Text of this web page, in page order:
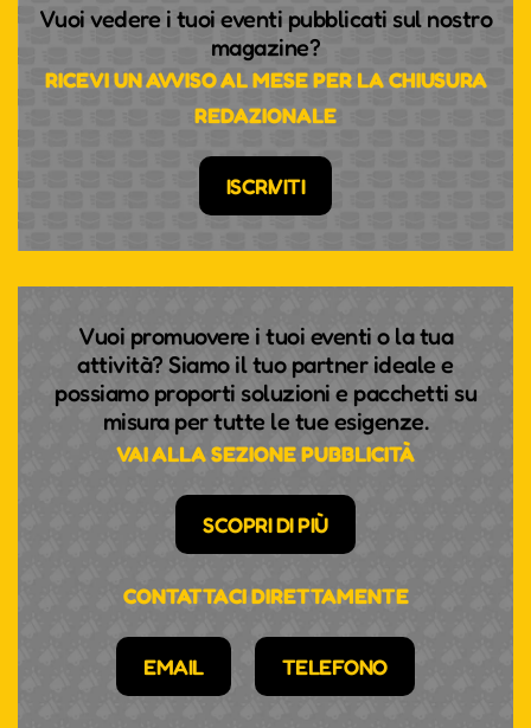
Vuoi vedere i tuoi eventi pubblicati sul nostro
magazine?
RICEVI UN AVVISO AL MESE PER LA CHIUSURA
REDAZIONALE
ISCRIVITI
Vuoi promuovere i tuoi eventi o la tua
attività? Siamo il tuo partner ideale e
possiamo proporti soluzioni e pacchetti su
misura per tutte le tue esigenze.
VAI ALLA SEZIONE PUBBLICITÀ
SCOPRI DI PIÙ
CONTATTACI DIRETTAMENTE
EMAIL TELEFONO